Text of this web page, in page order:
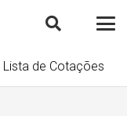
Lista de Cotações